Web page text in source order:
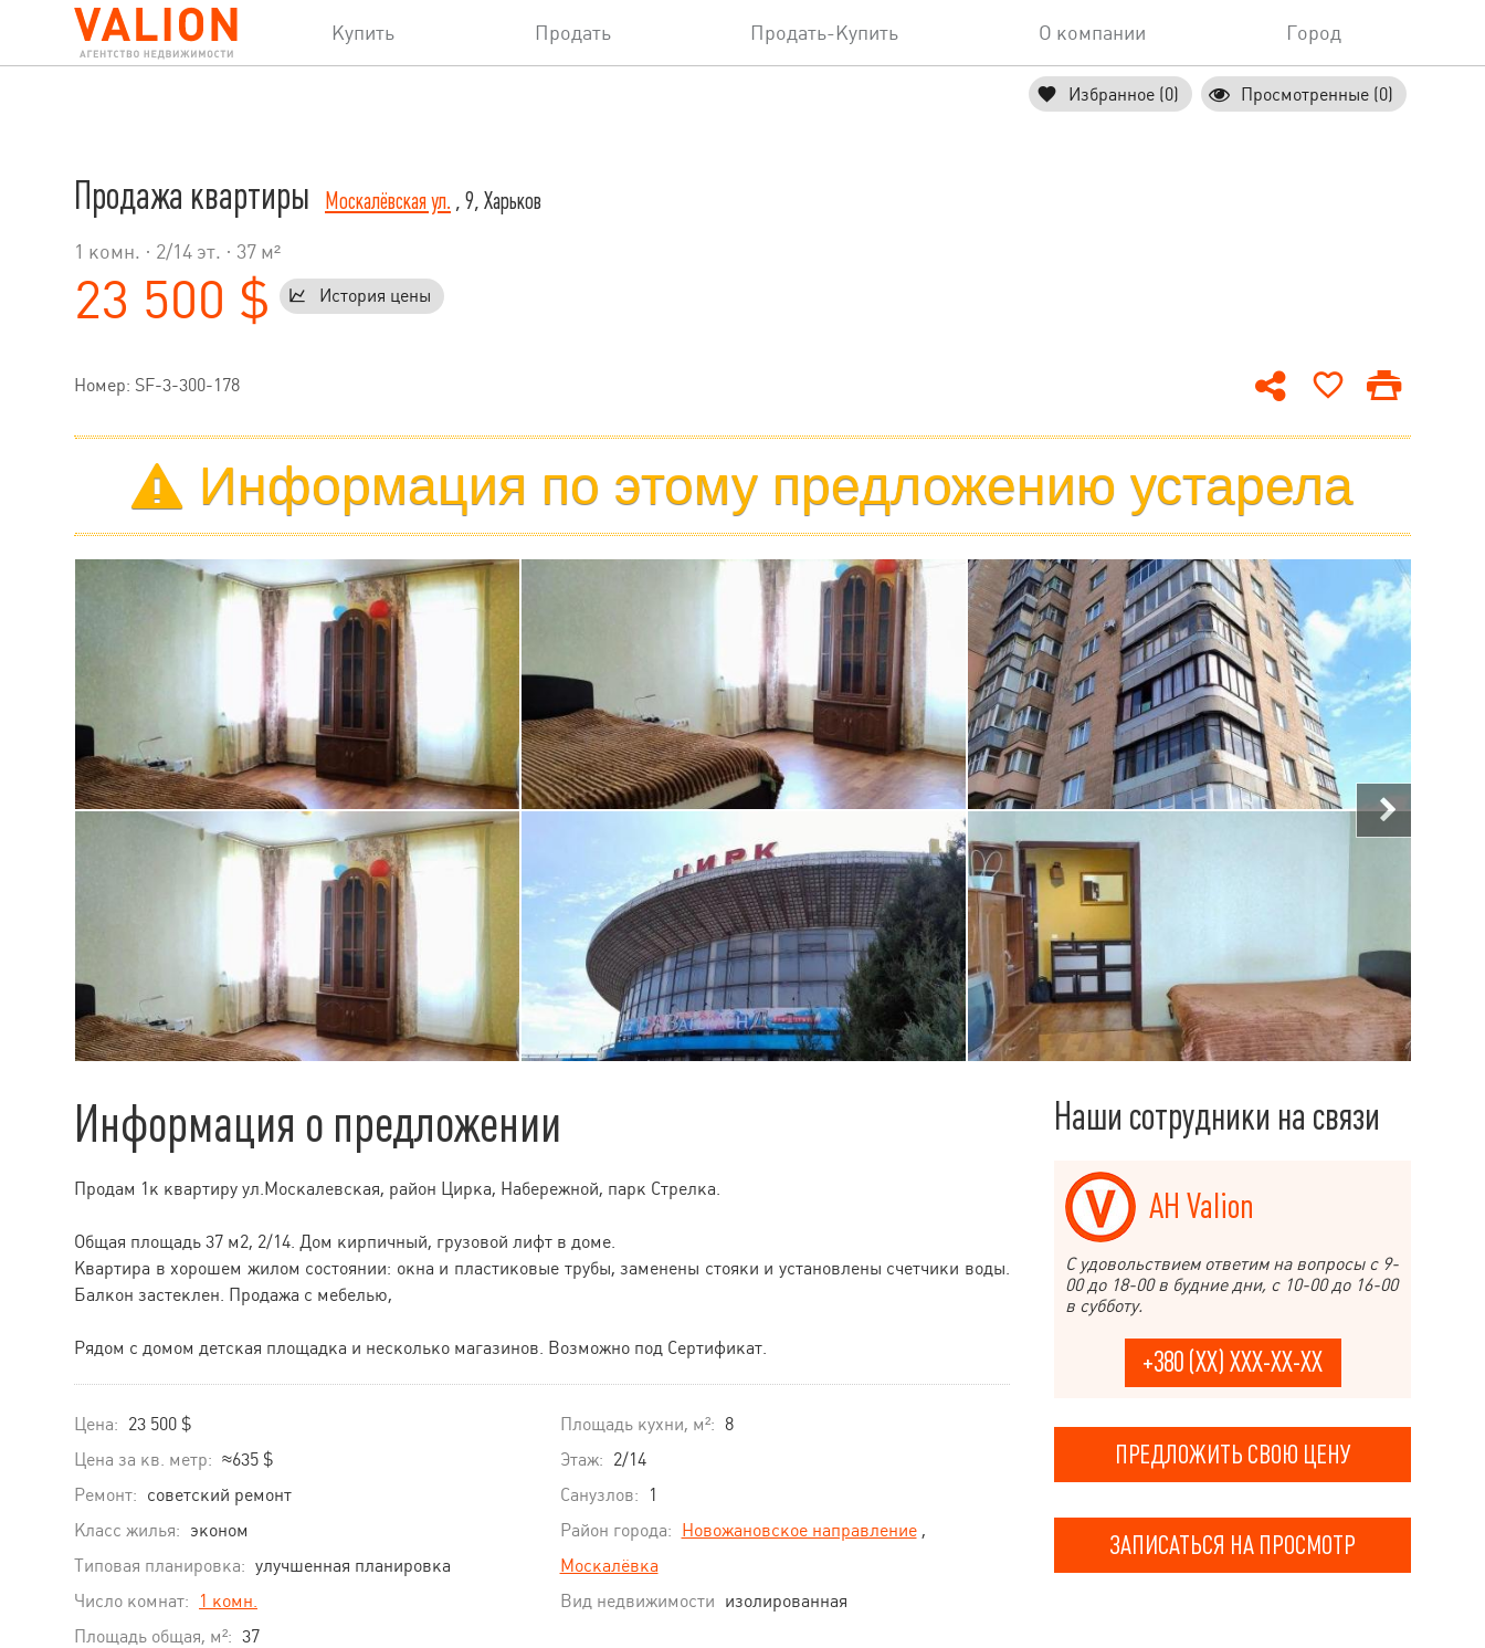
Купить Продать Продать-Купить О компании Город
Избранное (0) Просмотренные (0)
Продажа квартиры Москалёвская ул. , 9, Харьков
1 комн. · 2/14 эт. · 37 м²
23 500 $ История цены
Номер: SF-3-300-178
Информация по этому предложению устарела
Информация о предложении
Продам 1к квартиру ул.Москалевская, район Цирка, Набережной, парк Стрелка.
Общая площадь 37 м2, 2/14. Дом кирпичный, грузовой лифт в доме.
Квартира в хорошем жилом состоянии: окна и пластиковые трубы, заменены стояки и установлены счетчики воды.
Балкон застеклен. Продажа с мебелью,
Рядом с домом детская площадка и несколько магазинов. Возможно под Сертификат.
Цена: 23 500 $
Цена за кв. метр: ≈635 $
Ремонт: советский ремонт
Класс жилья: эконом
Типовая планировка: улучшенная планировка
Число комнат:
1 комн.
Площадь общая, м²: 37
Площадь кухни, м²: 8
Этаж: 2/14
Санузлов:
1
Район города: Новожановское направление,
Москалёвка
Вид недвижимости изолированная
Наши сотрудники на связи
АН Valion
С удовольствием ответим на вопросы с 9-
00 до 18-00 в будние дни, с 10-00 до 16-00
в субботу.
+380 (XX) XXX-XX-XX
ПРЕДЛОЖИТЬ СВОЮ ЦЕНУ
ЗАПИСАТЬСЯ НА ПРОСМОТР